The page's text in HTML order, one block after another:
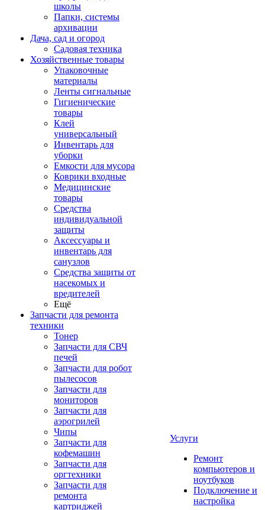
школы
Папки, системы
архивации
Дача, сад и огород
Садовая техника
Хозяйственные товары
Упаковочные
материалы
Ленты сигнальные
Гигиенические
товары
Клей
универсальный
Инвентарь для
уборки
Емкости для мусора
Коврики входные
Медицинские
товары
Средства
индивидуальной
защиты
Аксессуары и
инвентарь для
санузлов
Средства защиты от
насекомых и
вредителей
Ещё
Запчасти для ремонта
техники
Тонер
Запчасти для СВЧ
печей
Запчасти для робот
пылесосов
Запчасти для
мониторов
Запчасти для
аэрогрилей
Чипы
Запчасти для
кофемашин
Запчасти для
оргтехники
Запчасти для
ремонта
картриджей
Услуги
Ремонт
компьютеров и
ноутбуков
Подключение и
настройка